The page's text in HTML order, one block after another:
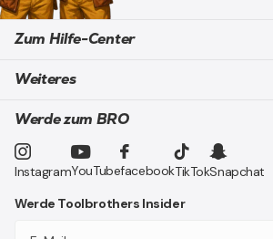
Zum Hilfe-Center
Weiteres
Werde zum BRO
InstagramYouTubefacebookTikTokSnapchat
Werde Toolbrothers Insider